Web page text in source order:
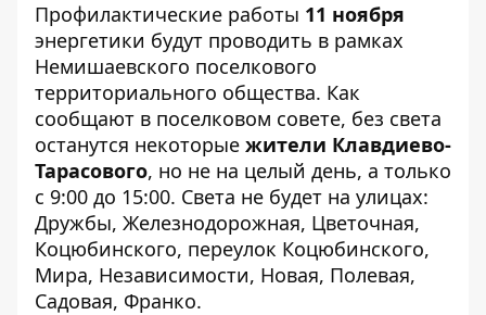
Профилактические работы 11 ноября
энергетики будут проводить в рамках
Немишаевского поселкового
территориального общества. Как
сообщают в поселковом совете, без света
останутся некоторые жители Клавдиево-
Тарасового, но не на целый день, а только
с 9:00 до 15:00. Света не будет на улицах:
Дружбы, Железнодорожная, Цветочная,
Коцюбинского, переулок Коцюбинского,
Мира, Независимости, Новая, Полевая,
Садовая, Франко.